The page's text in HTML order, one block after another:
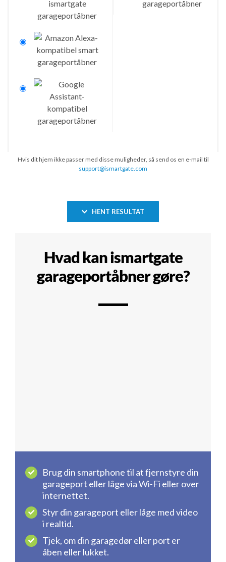
Hvis dit hjem ikke passer med disse muligheder, så send os en e-mail til
support@ismartgate.com
HENT RESULTAT
Hvad kan ismartgate
garageportåbner gøre?
Brug din smartphone til at fjernstyre din
garageport eller låge via Wi-Fi eller over
internettet.
Styr din garageport eller låge med video
i realtid.
Tjek, om din garagedør eller port er
åben eller lukket.